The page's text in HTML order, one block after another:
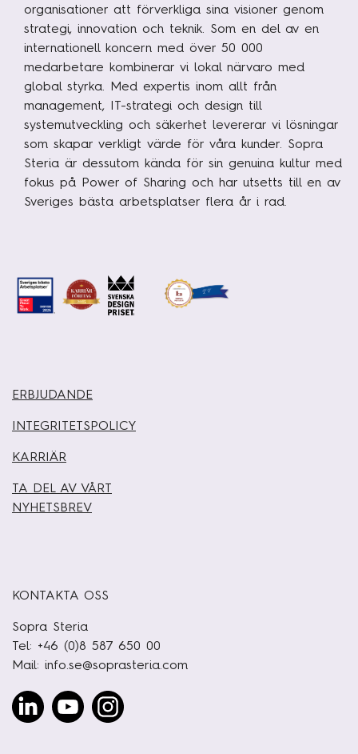
organisationer att förverkliga sina visioner genom
strategi, innovation och teknik. Som en del av en
internationell koncern med över 50 000
medarbetare kombinerar vi lokal närvaro med
global styrka. Med expertis inom allt från
management, IT-strategi och design till
systemutveckling och säkerhet levererar vi lösningar
som skapar verkligt värde för våra kunder. Sopra
Steria är dessutom kända för sin genuina kultur med
fokus på Power of Sharing och har utsetts till en av
Sveriges bästa arbetsplatser flera år i rad.
ERBJUDANDE
INTEGRITETSPOLICY
KARRIÄR
TA DEL AV VÅRT
NYHETSBREV
KONTAKTA OSS
Sopra Steria
Tel: +46 (0)8 587 650 00
Mail: info.se@soprasteria.com
Linked
In
YoutubeInstagram